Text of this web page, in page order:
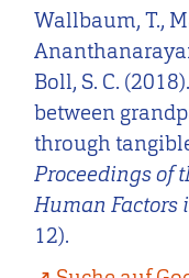
Wallbaum, T.,
Boll, S. C.
between
through
Proceedings of
Human Factors
12).